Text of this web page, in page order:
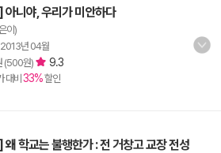
아니야, 우리가 미안하다
이)
2013년 04월
(500원) 9.3
대비 33%할인
왜 학교는 불행한가 : 전 거창고 교장 전성